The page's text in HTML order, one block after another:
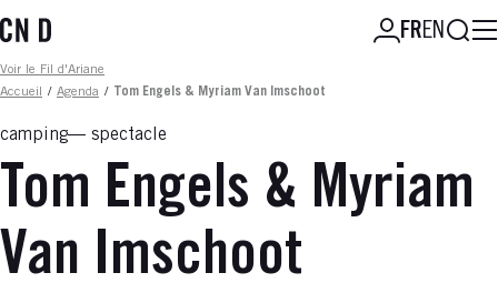
au
principal
FREN
Fil d'ariane
Voir le Fil d'Ariane
Accueil
/ Agenda / Tom Engels & Myriam Van Imschoot
camping spectacle
Tom Engels & Myriam
Van Imschoot